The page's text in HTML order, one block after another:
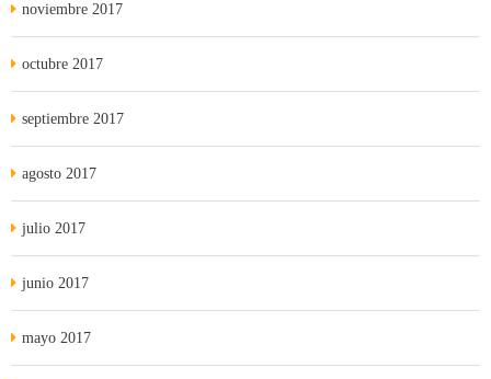
noviembre 2017
octubre 2017
septiembre 2017
agosto 2017
julio 2017
junio 2017
mayo 2017